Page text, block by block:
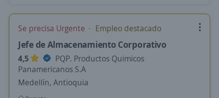
Se precisa Urgente Empleo destacado
Jefe de Almacenamiento Corporativo
4,5
PQP. Productos Quimicos
Panamericanos S.A
Medellín, Antioquia